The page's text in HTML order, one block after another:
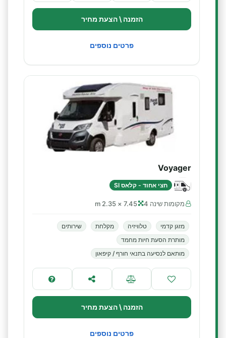
הזמנה \ הצעת מחיר
פרטים נוספים
Voyager
חצי אחוד - קלאס SI
מקומות שינה 4 7.45 × 2.35 m
מזגן קדמי טלוויזיה מקלחת
שירותים
מותרת הסעת חיות מחמד
מותאם לנסיעה בתנאי חורף / קיפאון
הזמנה \ הצעת מחיר
פרטים נוספים